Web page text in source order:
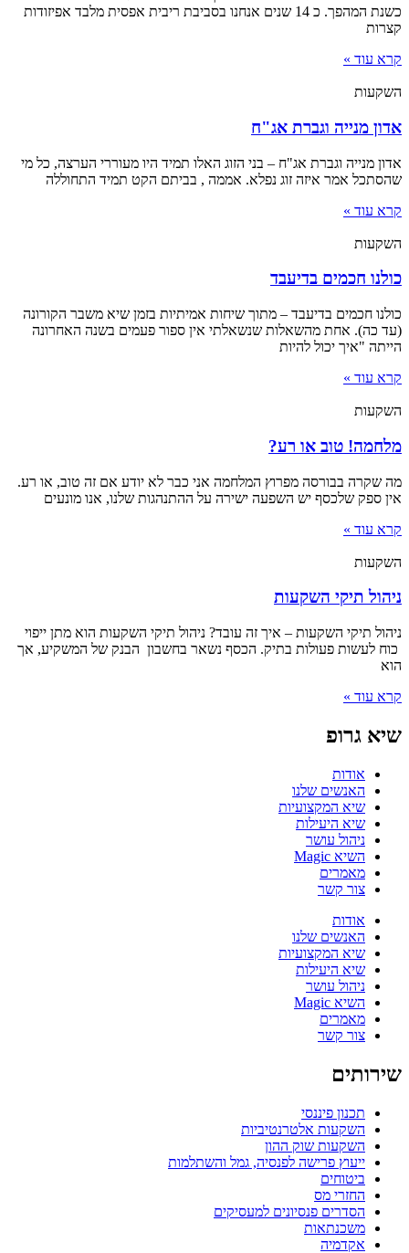
כשנת המהפך. כ 14 שנים אנחנו בסביבת ריבית אפסית מלבד אפיזודות
קצרות
קרא עוד »
השקעות
אדון מנייה וגברת אג"ח
אדון מנייה וגברת אג"ח – בני הזוג האלו תמיד היו מעוררי הערצה, כל מי
שהסתכל אמר איזה זוג נפלא. אממה , בביתם הקט תמיד התחוללה
קרא עוד »
השקעות
כולנו חכמים בדיעבד
כולנו חכמים בדיעבד – מתוך שיחות אמיתיות בזמן שיא משבר הקורונה
(עד כה). אחת מהשאלות שנשאלתי אין ספור פעמים בשנה האחרונה
הייתה "איך יכול להיות
קרא עוד »
השקעות
מלחמה! טוב או רע?
מה שקרה בבורסה מפרוץ המלחמה אני כבר לא יודע אם זה טוב, או רע.
אין ספק שלכסף יש השפעה ישירה על ההתנהגות שלנו, אנו מונעים
קרא עוד »
השקעות
ניהול תיקי השקעות
ניהול תיקי השקעות – איך זה עובד? ניהול תיקי השקעות הוא מתן ייפוי
כוח לעשות פעולות בתיק. הכסף נשאר בחשבון הבנק של המשקיע, אך
הוא
קרא עוד »
שיא גרופ
אודות
האנשים שלנו
שיא המקצועיות
שיא היעילות
ניהול עושר
השיא Magic
מאמרים
צור קשר
אודות
האנשים שלנו
שיא המקצועיות
שיא היעילות
ניהול עושר
השיא Magic
מאמרים
צור קשר
שירותים
תכנון פיננסי
השקעות אלטרנטיביות
השקעות שוק ההון
ייעוץ פרישה לפנסיה, גמל והשתלמות
ביטוחים
החזרי מס
הסדרים פנסיונים למעסיקים
משכנתאות
אקדמיה